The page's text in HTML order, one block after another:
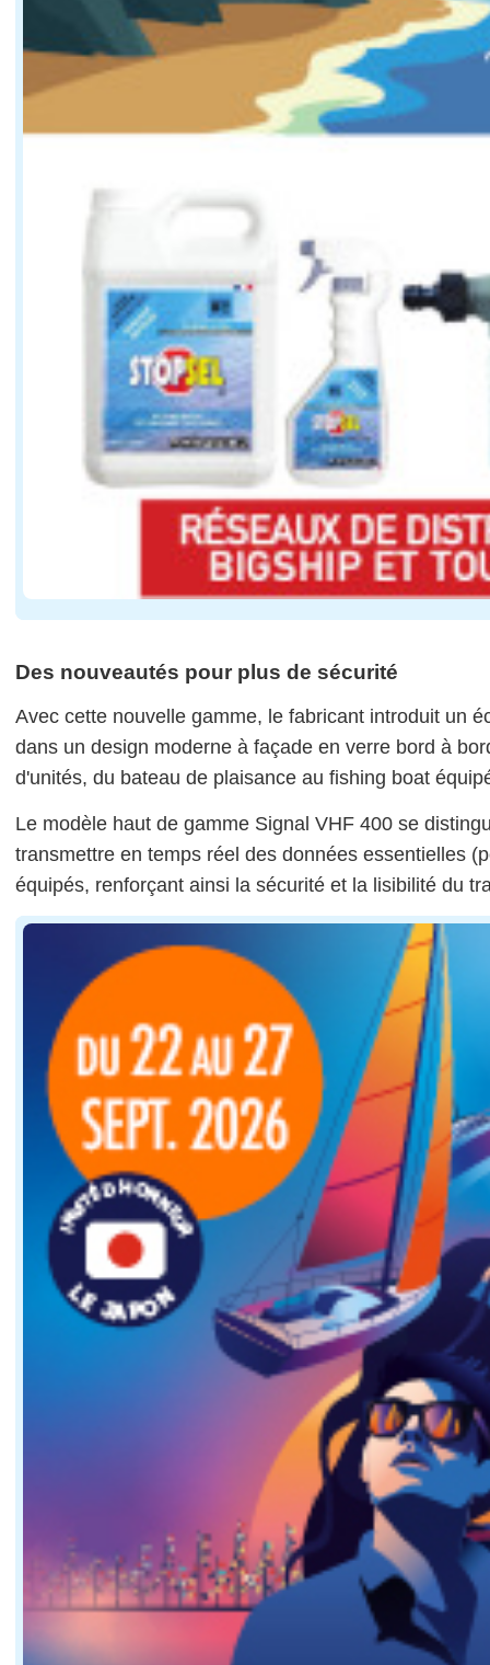
Des nouveautés pour plus de sécurité
Avec cette nouvelle gamme, le fabricant introduit un
dans un design moderne à façade en verre bord à
d'unités, du bateau de plaisance au fishing boat
Le modèle haut de gamme Signal VHF 400 se
transmettre en temps réel des données essentielles
équipés, renforçant ainsi la sécurité et la lisibilité du